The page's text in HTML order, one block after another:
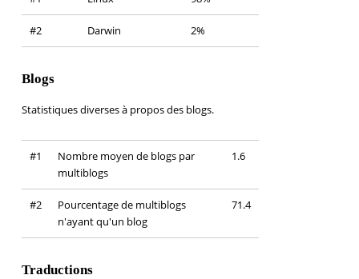
#2 Darwin 2%
Blogs
Statistiques diverses à propos des blogs.
#1
Nombre moyen de blogs par
multiblogs
1.6
#2
Pourcentage de multiblogs
n'ayant qu'un blog
71.4
Traductions